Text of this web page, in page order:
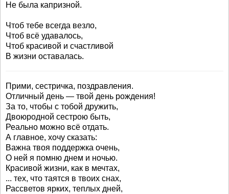
Не была капризной.
Чтоб тебе всегда везло,
Чтоб всё удавалось,
Чтоб красивой и счастливой
В жизни оставалась.
Прими, сестричка, поздравления.
Отличный день — твой день рождения!
За то, чтобы с тобой дружить,
Двоюродной сестрою быть,
Реально можно всё отдать.
А главное, хочу сказать:
Важна твоя поддержка очень,
О ней я помню днем и ночью.
Красивой жизни, как в мечтах,
... тех, что таятся в твоих снах,
Рассветов ярких, теплых дней,